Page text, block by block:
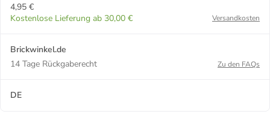
4,95 €
Kostenlose Lieferung ab 30,00 €
Versandkosten
Brickwinkel.de
14 Tage Rückgaberecht
Zu den FAQs
DE